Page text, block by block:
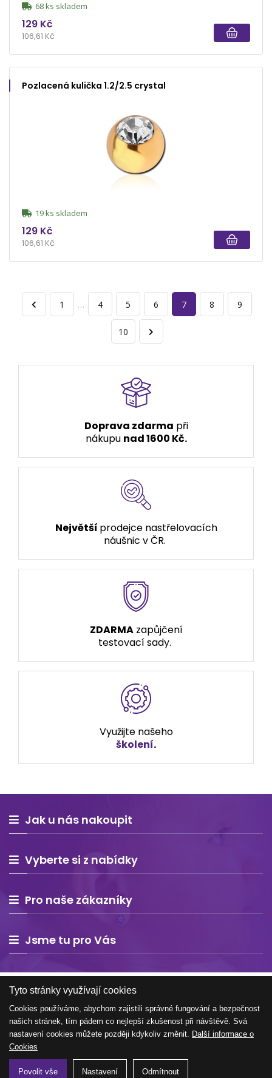
68 ks skladem
129 Kč
106,61 Kč
Pozlacená kulička 1.2/2.5 crystal
19 ks skladem
129 Kč
106,61 Kč
1 … 4 5 6 7 8 9
10
Doprava zdarma při
nákupu nad 1600 Kč.
Největší prodejce nastřelovacích
náušnic v ČR.
ZDARMAzapůjčení
testovací sady.
Využijte našeho
školení.
Jak u nás nakoupit
Vyberte si z nabídky
Pro naše zákazníky
Jsme tu pro Vás
Copyright © 2026 Estelle Europe s.r.o. – všechna práva
Tvorba e-shopu na míruWEBNIA.cz
Tyto stránky využívají cookies
Cookies používáme, abychom zajistili správné fungování a bezpečnost
našich stránek, tím pádem co nejlepší zkušenost při návštěvě. Svá
nastavení cookies můžete později kdykoliv změnit. Další informace o
Cookies
Povolit vše Nastavení Odmítnout